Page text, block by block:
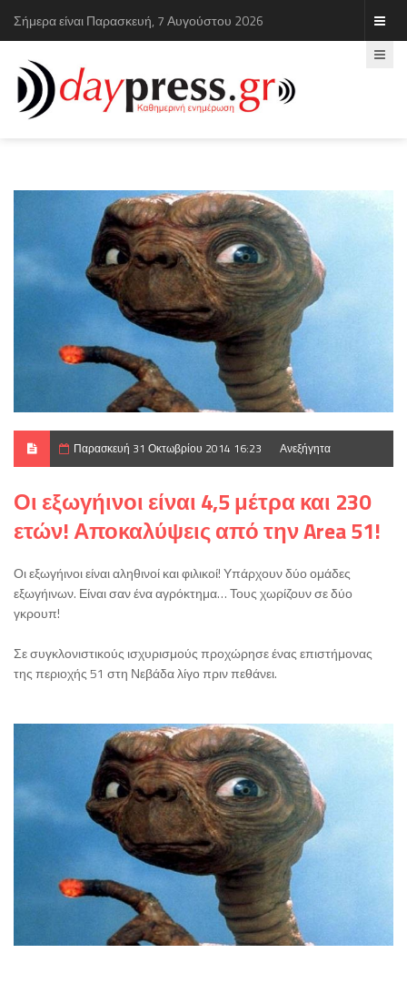
Σήμερα είναι Παρασκευή, 7 Αυγούστου 2026
Παρασκευή 31 Οκτωβρίου 2014 16:23 Ανεξήγητα
Οι εξωγήινοι είναι 4,5 μέτρα και 230
ετών! Αποκαλύψεις από την Area 51!
Οι εξωγήινοι είναι αληθινοί και φιλικοί! Υπάρχουν δύο ομάδες
εξωγήινων. Είναι σαν ένα αγρόκτημα… Τους χωρίζουν σε δύο
γκρουπ!
Σε συγκλονιστικούς ισχυρισμούς προχώρησε ένας επιστήμονας
της περιοχής 51 στη Νεβάδα λίγο πριν πεθάνει.